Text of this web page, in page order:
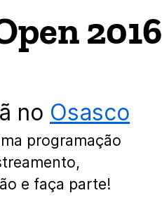
2016
no Osasco
programação
e faça parte!